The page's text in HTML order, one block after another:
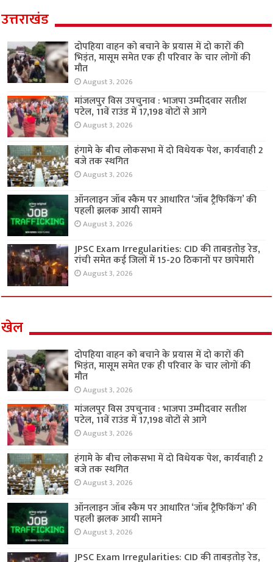
उत्तराखंड
दोपहिया वाहन को बचाने के प्रयास में दो कारों की
भिड़ंत, मासूम समेत एक ही परिवार के चार लोगों की
मौत
August 3, 2026
मांजलपुर विस उपचुनाव : भाजपा उम्मीदवार सतीश
पटेल, 11वें राउंड में 17,198 वोटों से आगे
August 3, 2026
हंगामे के बीच लोकसभा में दो विधेयक पेश, कार्यवाही 2
बजे तक स्थगित
August 3, 2026
ऑनलाइन जॉब स्कैम पर आधारित ‘जॉब ट्रैफिकिंग’ की
पहली झलक आयी सामने
August 3, 2026
JPSC Exam Irregularities: CID की ताबड़तोड़ रेड,
रांची समेत कई जिलों में 15-20 ठिकानों पर छापेमारी
August 3, 2026
खेल
दोपहिया वाहन को बचाने के प्रयास में दो कारों की
भिड़ंत, मासूम समेत एक ही परिवार के चार लोगों की
मौत
August 3, 2026
मांजलपुर विस उपचुनाव : भाजपा उम्मीदवार सतीश
पटेल, 11वें राउंड में 17,198 वोटों से आगे
August 3, 2026
हंगामे के बीच लोकसभा में दो विधेयक पेश, कार्यवाही 2
बजे तक स्थगित
August 3, 2026
ऑनलाइन जॉब स्कैम पर आधारित ‘जॉब ट्रैफिकिंग’ की
पहली झलक आयी सामने
August 3, 2026
JPSC Exam Irregularities: CID की ताबड़तोड़ रेड,